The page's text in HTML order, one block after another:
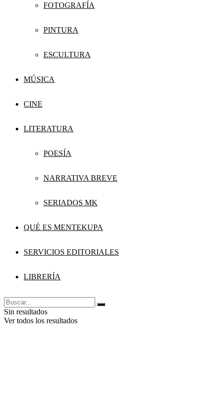
FOTOGRAFÍA
PINTURA
ESCULTURA
MÚSICA
CINE
LITERATURA
POESÍA
NARRATIVA BREVE
SERIADOS MK
QUÉ ES MENTEKUPA
SERVICIOS EDITORIALES
LIBRERÍA
Sin resultados
Ver todos los resultados